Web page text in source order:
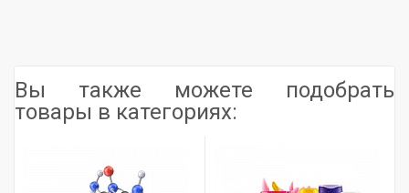
Вы также можете подобрать
товары в категориях: